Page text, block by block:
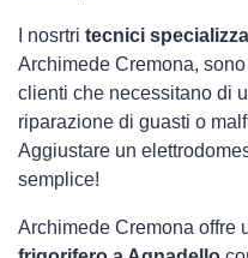
I nosrtri tecnici
Archimede Cremona,
clienti che necessitano di
riparazione di guasti o
Aggiustare un
semplice!
Archimede Cremona offre